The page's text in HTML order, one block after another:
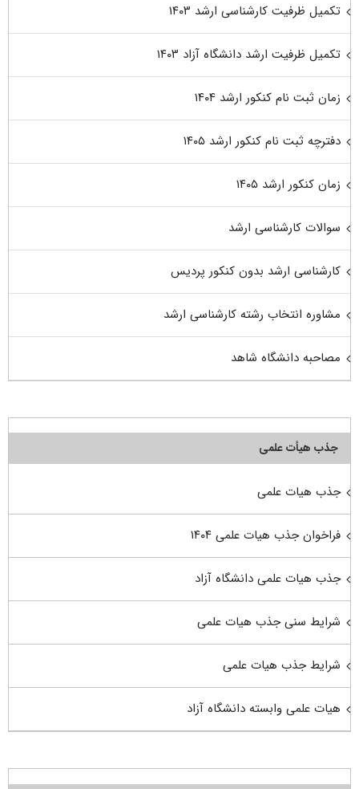
تکمیل ظرفیت کارشناسی ارشد ۱۴۰۳
تکمیل ظرفیت ارشد دانشگاه آزاد ۱۴۰۳
زمان ثبت نام کنکور ارشد ۱۴۰۴
دفترچه ثبت نام کنکور ارشد ۱۴۰۵
زمان کنکور ارشد ۱۴۰۵
سوالات کارشناسی ارشد
کارشناسی ارشد بدون کنکور پردیس
مشاوره انتخاب رشته کارشناسی ارشد
مصاحبه دانشگاه شاهد
جذب هیأت علمی
جذب هیات علمی
فراخوان جذب هیات علمی ۱۴۰۴
جذب هیات علمی دانشگاه آزاد
شرایط سنی جذب هیات علمی
شرایط جذب هیات علمی
هیات علمی وابسته دانشگاه آزاد